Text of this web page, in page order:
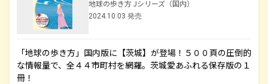
地球の歩き方 Jシリーズ（国内）
2024.10.03 発売
「地球の歩き方」国内版に【茨城】が登場！５００頁の圧倒的
な情報量で、全４４市町村を網羅。茨城愛あふれる保存版の１
冊！